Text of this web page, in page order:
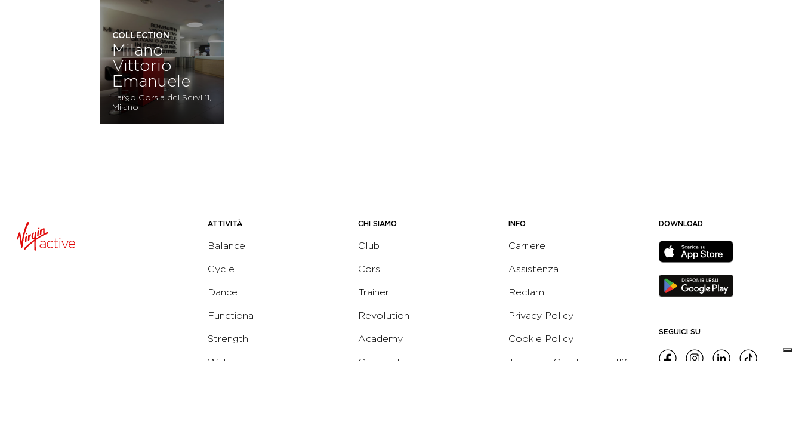
COLLECTION
Milano
Vittorio
Emanuele
Largo Corsia dei Servi 11,
Milano
ATTIVITÀ
Balance
Cycle
Dance
Functional
Strength
Water
CHI SIAMO
Club
Corsi
Trainer
Revolution
Academy
Corporate
INFO
Carriere
Assistenza
Reclami
Privacy Policy
Cookie Policy
Termini e Condizioni dell’App
DOWNLOAD
SEGUICI SU